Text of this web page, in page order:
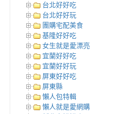
台北好好吃
台北好好玩
團購宅配美食
基隆好好吃
女生就是愛漂亮
宜蘭好好吃
宜蘭好好玩
屏東好好吃
屏東縣
懶人包特輯
懶人就是愛網購